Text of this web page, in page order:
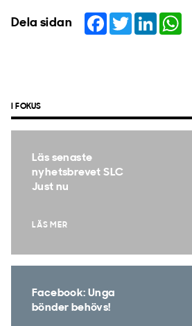
Dela sidan Facebook
TwitterLinkedIn
I FOKUS
Läs senaste
nyhetsbrevet SLC
Just nu
LÄS MER
Facebook: Unga
bönder behövs!